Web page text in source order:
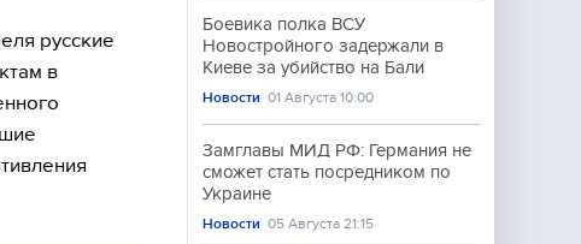
русские
в
Боевика полка ВСУ
Новостройного задержали в
Киеве за убийство на Бали
Новости 01 Августа 10:00
Замглавы МИД РФ: Германия не
сможет стать посредником по
Украине
Новости 05 Августа 21:15